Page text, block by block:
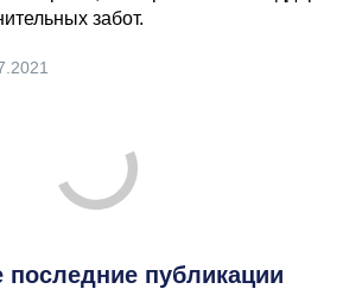
забот.
последние публикации